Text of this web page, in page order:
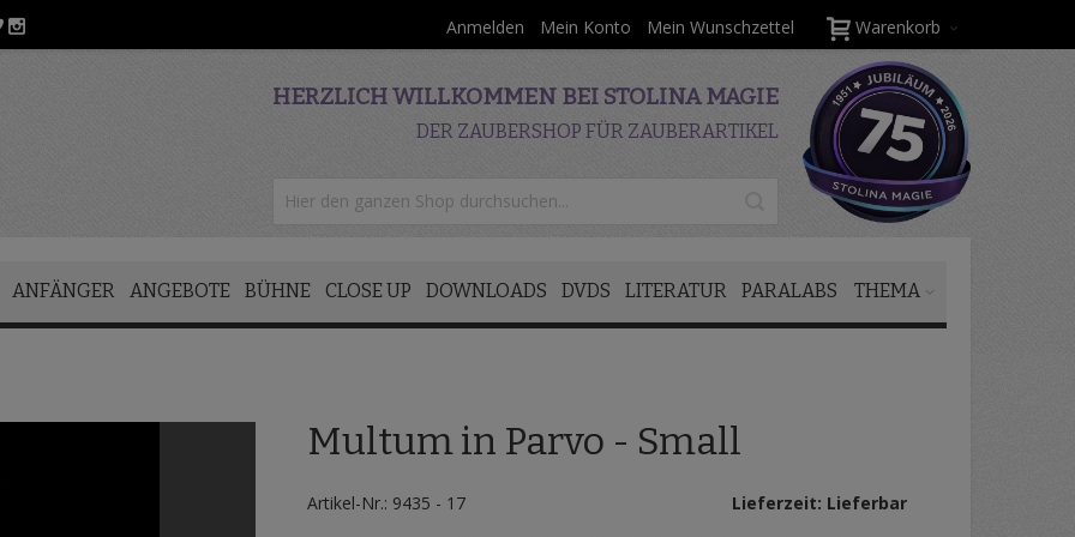
Warenkorb
Anmelden Mein Konto Mein Wunschzettel
HERZLICH WILLKOMMEN BEI STOLINA MAGIE
DER ZAUBERSHOP FÜR ZAUBERARTIKEL
ANFÄNGER ANGEBOTE BÜHNE CLOSE UP DOWNLOADS DVDS LITERATUR PARALABS THEMA
Multum in Parvo - Small
Artikel-Nr.: 9435 - 17
Lieferzeit: Lieferbar